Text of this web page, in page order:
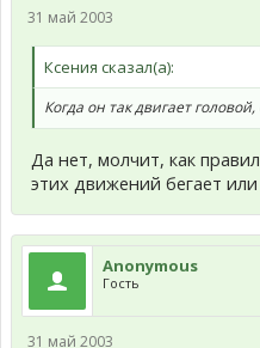
31 май 2003
Ксения сказал(а):
Когда он так двигает
Да нет, молчит, как
этих движений бегает
Anonymous
Гость
31 май 2003